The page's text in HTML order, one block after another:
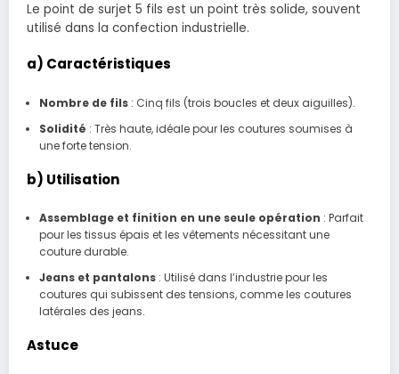
Le point de surjet 5 fils est un point très solide, souvent
utilisé dans la confection industrielle.
a) Caractéristiques
Nombre de fils: Cinq fils (trois boucles et deux aiguilles).
Solidité : Très haute, idéale pour les coutures soumises à
une forte tension.
b) Utilisation
Assemblage et finition en une seule opération : Parfait
pour les tissus épais et les vêtements nécessitant une
couture durable.
Jeans et pantalons: Utilisé dans l’industrie pour les
coutures qui subissent des tensions, comme les coutures
latérales des jeans.
Astuce